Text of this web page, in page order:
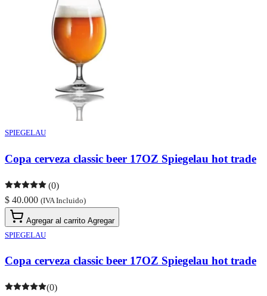
SPIEGELAU
Copa cerveza classic beer 17OZ Spiegelau hot trade
(0)
$ 40.000 (IVA Incluido)
Agregar al carrito Agregar
SPIEGELAU
Copa cerveza classic beer 17OZ Spiegelau hot trade
(0)